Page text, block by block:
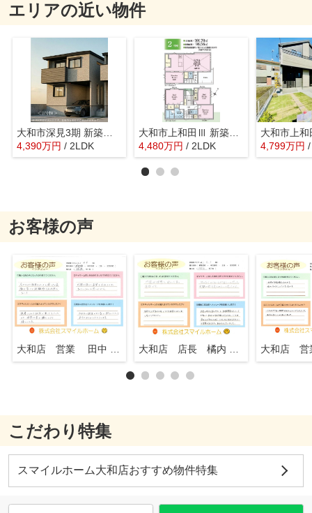
エリアの近い物件
大和市深見3期 新築戸建 全2棟中ラスト1棟
4,390万円 / 2LDK
大和市上和田Ⅲ 新築戸建 全2棟
4,480万円 / 2LDK 4,799万円
お客様の声
大和店 営業 田中 知行 大和店 店長 橘内 英一
こだわり特集
スマイルホーム大和店おすすめ物件特集